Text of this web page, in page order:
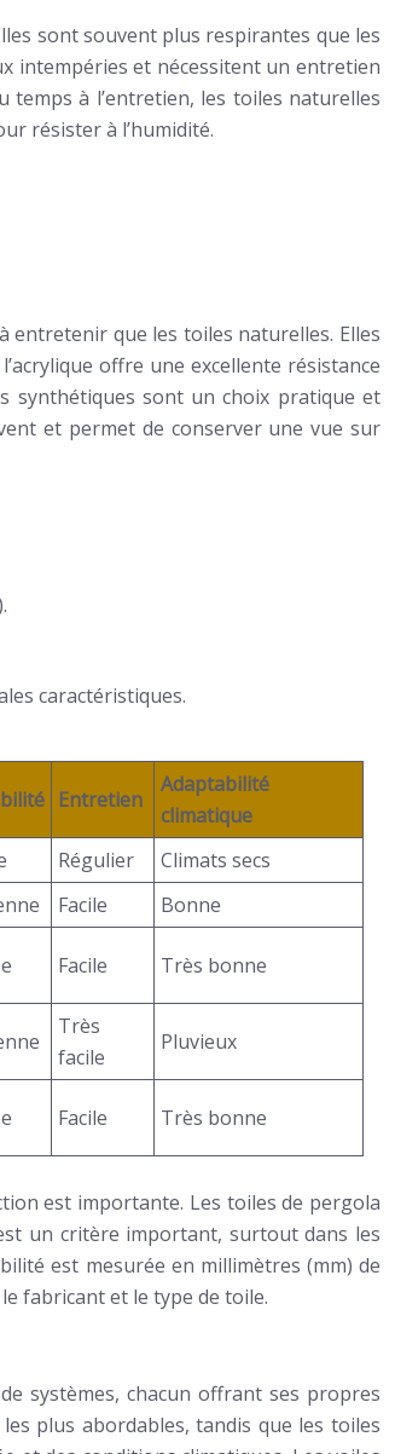
sont souvent plus respirantes que les
intempéries et nécessitent un entretien
à l’entretien, les toiles naturelles
résister à l’humidité.
entretenir que les toiles naturelles. Elles
offre une excellente résistance
synthétiques sont un choix pratique et
et permet de conserver une vue sur
caractéristiques.
Entretien
Adaptabilité
climatique
Régulier
Climats secs
Facile Bonne
Facile Très bonne
Très
facile
Pluvieux
Facile Très bonne
est importante. Les toiles de pergola
un critère important, surtout dans les
est mesurée en millimètres (mm) de
fabricant et le type de toile.
systèmes, chacun offrant ses propres
plus abordables, tandis que les toiles